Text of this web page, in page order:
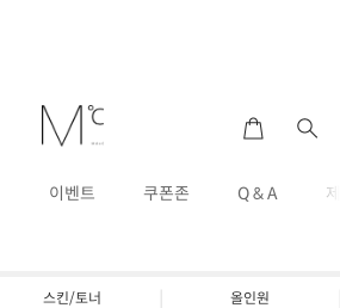
이벤트 쿠폰존 Q & A
스킨/토너 올인원